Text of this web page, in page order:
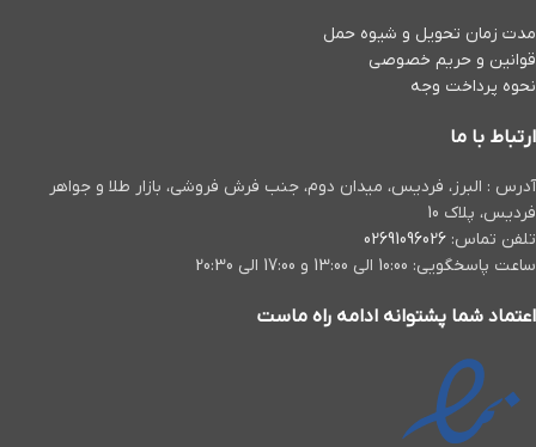
مدت زمان تحويل و شیوه حمل
قوانین و حریم خصوصی
نحوه پرداخت وجه
ارتباط با ما
آدرس : البرز، فردیس، میدان دوم، جنب فرش فروشی،‌ بازار طلا و جواهر
فردیس، پلاک 10
تلفن تماس: 02691096026
ساعت پاسخگویی: 10:00 الی 13:00 و 17:00 الی 20:30
اعتماد شما پشتوانه ادامه راه ماست